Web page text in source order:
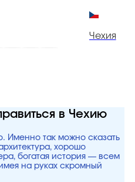
Чехия
в Чехию
Именно так можно сказать
хорошо
богатая история — всем
на руках скромный